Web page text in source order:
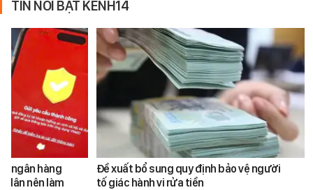
TIN NỔI BẬT KÊNH14
ngân hàng
dân nên làm
Đề xuất bổ sung quy định bảo vệ người
tố giác hành vi rửa tiền